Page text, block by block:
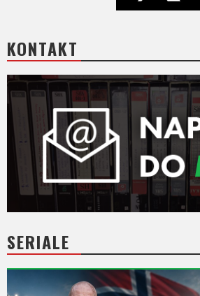
KONTAKT
SERIALE